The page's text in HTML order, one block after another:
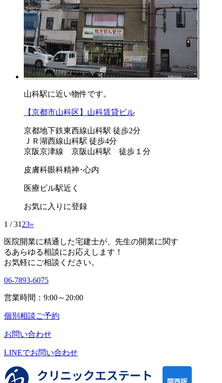
山科駅に近い物件です。
【京都市山科区】山科賃貸ビル
京都地下鉄東西線山科駅 徒歩2分
ＪＲ湖西線山科駅 徒歩4分
京阪京津線 京阪山科駅 徒歩１分
皮膚科眼科精神･心内
医療ビル駅近く
お気に入りに登録
1 / 31 23»
医院開業に精通した宅建士が、 先生の開業に関す
るあらゆる相談にお応えします！
お気軽にご相談ください。
06-7893-6075
営業時間：9:00～20:00
個別相談ご予約
お問い合わせ
LINEでお問い合わせ